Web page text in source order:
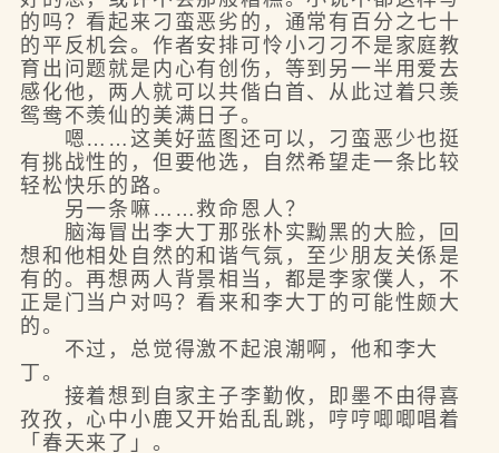
的吗？看起来刁蛮恶劣的，通常有百分之七十
的平反机会。作者安排可怜小刁刁不是家庭教
育出问题就是内心有创伤，等到另一半用爱去
感化他，两人就可以共偕白首、从此过着只羡
鸳鸯不羡仙的美满日子。
嗯……这美好蓝图还可以，刁蛮恶少也挺
有挑战性的，但要他选，自然希望走一条比较
轻松快乐的路。
另一条嘛……救命恩人？
脑海冒出李大丁那张朴实黝黑的大脸，回
想和他相处自然的和谐气氛，至少朋友关係是
有的。再想两人背景相当，都是李家僕人，不
正是门当户对吗？看来和李大丁的可能性颇大
的。
不过，总觉得激不起浪潮啊，他和李大
丁。
接着想到自家主子李勤攸，即墨不由得喜
孜孜，心中小鹿又开始乱乱跳，哼哼唧唧唱着
「春天来了」。